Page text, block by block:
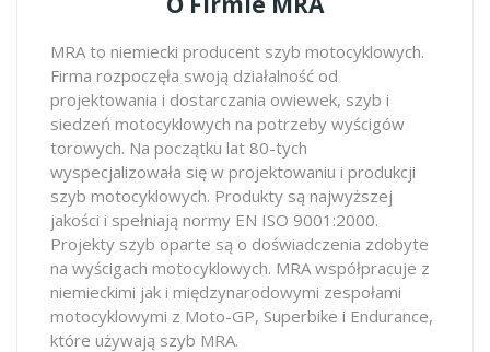
MRA to niemiecki producent szyb motocyklowych.
Firma rozpoczęła swoją działalność od
projektowania i dostarczania owiewek, szyb i
siedzeń motocyklowych na potrzeby wyścigów
torowych. Na początku lat 80-tych
wyspecjalizowała się w projektowaniu i produkcji
szyb motocyklowych. Produkty są najwyższej
jakości i spełniają normy EN ISO 9001:2000.
Projekty szyb oparte są o doświadczenia zdobyte
na wyścigach motocyklowych. MRA współpracuje z
niemieckimi jak i międzynarodowymi zespołami
motocyklowymi z Moto-GP, Superbike i Endurance,
które używają szyb MRA.